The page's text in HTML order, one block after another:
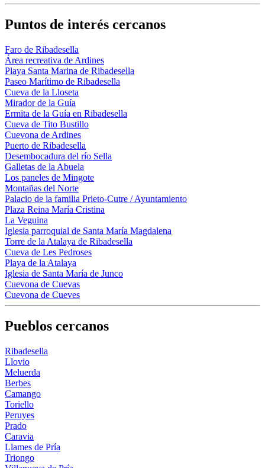
Puntos de interés cercanos
Faro de Ribadesella
Área recreativa de Ardines
Playa Santa Marina de Ribadesella
Paseo Marítimo de Ribadesella
Cueva de la Lloseta
Mirador de la Guía
Ermita de la Guía en Ribadesella
Cueva de Tito Bustillo
Cuevona de Ardines
Puerto de Ribadesella
Desembocadura del río Sella
Galletas de la Abuela
Los paneles de Mingote
Montañas del Norte
Palacio de la familia Prieto-Cutre / Ayuntamiento
Plaza Reina María Cristina
La Veguina
Iglesia parroquial de Santa María Magdalena
Torre de la Atalaya de Ribadesella
Cueva de Les Pedroses
Playa de la Atalaya
Iglesia de Santa María de Junco
Cuevona de Cuevas
Cuevona de Cueves
Pueblos cercanos
Ribadesella
Llovio
Meluerda
Berbes
Camango
Toriello
Peruyes
Prado
Caravia
Llames de Pría
Triongo